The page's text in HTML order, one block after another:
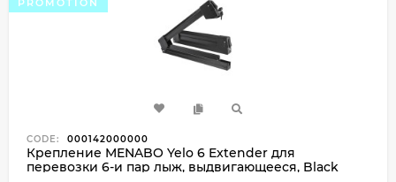
PROMOTION
CODE: 000142000000
Крепление MENABO Yelo 6 Extender для
перевозки 6-и пар лыж, выдвигающееся, Black